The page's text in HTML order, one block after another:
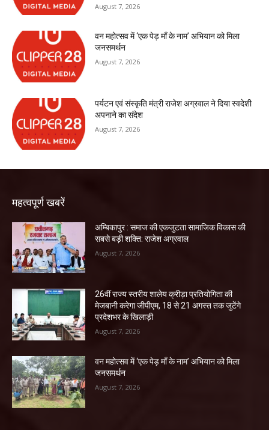
August 7, 2026
वन महोत्सव में ‘एक पेड़ माँ के नाम’ अभियान को मिला
जनसमर्थन
August 7, 2026
पर्यटन एवं संस्कृति मंत्री राजेश अग्रवाल ने दिया स्वदेशी
अपनाने का संदेश
August 7, 2026
महत्वपूर्ण खबरें
अम्बिकापुर : समाज की एकजुटता सामाजिक विकास की
सबसे बड़ी शक्ति: राजेश अग्रवाल
August 7, 2026
26वीं राज्य स्तरीय शालेय क्रीड़ा प्रतियोगिता की
मेजबानी करेगा जीपीएम, 18 से 21 अगस्त तक जुटेंगे
प्रदेशभर के खिलाड़ी
August 7, 2026
वन महोत्सव में ‘एक पेड़ माँ के नाम’ अभियान को मिला
जनसमर्थन
August 7, 2026